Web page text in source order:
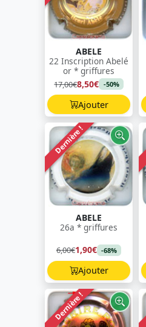
ABELE
22 Inscription Abelé
or * griffures
17,00€8,50€ -50%
Ajouter
Dernière !
ABELE
26a * griffures
6,00€1,90€ -68%
Ajouter
Dernière !